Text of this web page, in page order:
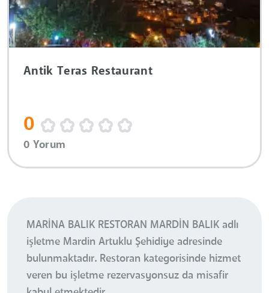
Antik Teras Restaurant
0
0 Yorum
MARİNA BALIK RESTORAN MARDİN BALIK adlı
işletme Mardin Artuklu Şehidiye adresinde
bulunmaktadır. Restoran kategorisinde hizmet
veren bu işletme rezervasyonsuz da misafir